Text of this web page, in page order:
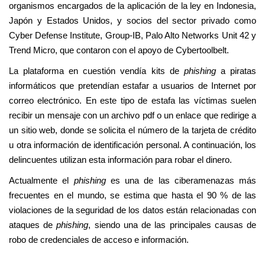
organismos encargados de la aplicación de la ley en Indonesia,
Japón y Estados Unidos, y socios del sector privado como
Cyber Defense Institute, Group-IB, Palo Alto Networks Unit 42 y
Trend Micro, que contaron con el apoyo de Cybertoolbelt.
La plataforma en cuestión vendía kits de phishinga piratas
informáticos que pretendían estafar a usuarios de Internet por
correo electrónico. En este tipo de estafa las víctimas suelen
recibir un mensaje con un archivo pdf o un enlace que redirige a
un sitio web, donde se solicita el número de la tarjeta de crédito
u otra información de identificación personal. A continuación, los
delincuentes utilizan esta información para robar el dinero.
Actualmente el phishinges una de las ciberamenazas más
frecuentes en el mundo, se estima que hasta el 90 % de las
violaciones de la seguridad de los datos están relacionadas con
ataques dephishing, siendo una de las principales causas de
robo de credenciales de acceso e información.